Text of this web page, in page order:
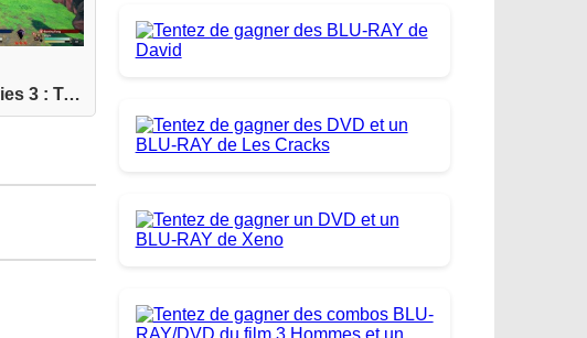
Monster Hunter Stories 3 : Twisted Reflection